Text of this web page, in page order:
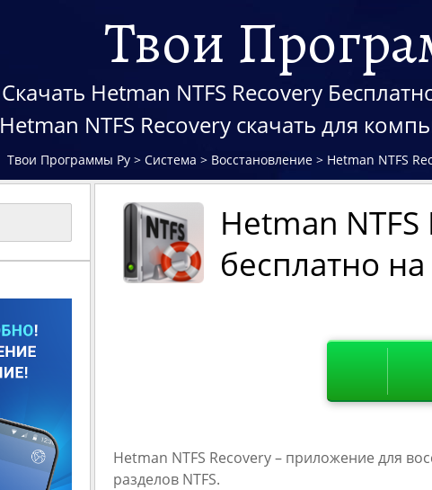
Твои
Скачать Hetman NTFS Recovery
Hetman NTFS Recovery скачать для
Твои Программы Ру > Система > Восстановление > Hetman NTFS
Hetman NTFS
бесплатно
Hetman NTFS Recovery – приложение для
разделов NTFS.